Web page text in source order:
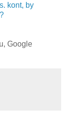
kont, by
Google